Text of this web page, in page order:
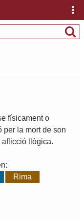
físicament o
per la mort de son
aflicció llògica.
Rima